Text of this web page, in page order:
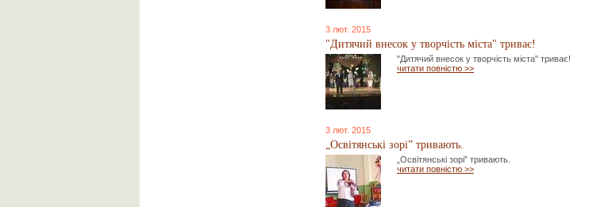
3 лют. 2015
"Дитячий внесок у творчість міста" триває!
"Дитячий внесок у творчість міста" триває!
читати повністю >>
3 лют. 2015
„Освітянські зорі” тривають.
„Освітянські зорі” тривають.
читати повністю >>